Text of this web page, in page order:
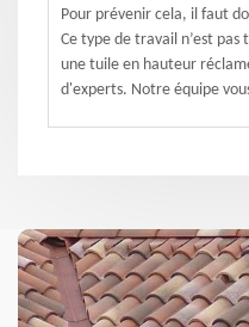
Pour prévenir cela, il faut
Ce type de travail n’est
une tuile en hauteur
d'experts. Notre équipe